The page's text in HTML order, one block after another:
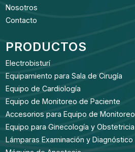
Nosotros
Contacto
PRODUCTOS
Electrobisturí
Equipamiento para Sala de Cirugía
Equipo de Cardiología
Equipo de Monitoreo de Paciente
Accesorios para Equipo de Monitoreo
Equipo para Ginecología y Obstetricia
Lámparas Examinación y Diagnóstico